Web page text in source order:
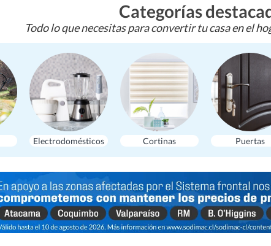
Categorías
Todo lo que necesitas para convertir tu casa en el
Electrodomésticos Cortinas Puertas